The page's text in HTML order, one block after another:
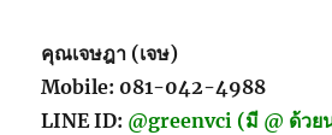
คุณเจษฎา (เจษ)
Mobile: 081-042-4988
LINE ID: @greenvci (มี @ ด้วย